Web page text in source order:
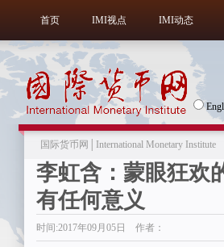
首页 IMI视点 IMI动态
国际货币网│International Monetary Institute
李虹含：蒙眼狂欢
有任何意义
时间:2017年09月05日 作者：